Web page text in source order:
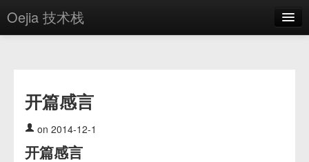
Oejia 技术栈
方案
OE学院
分享
开篇感言
on 2014-12-1
开篇感言